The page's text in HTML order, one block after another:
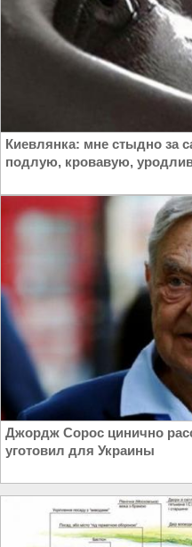
Киевлянка: мне стыдно за
подлую, кровавую,
Джордж Сорос цинично
уготовил для Украины